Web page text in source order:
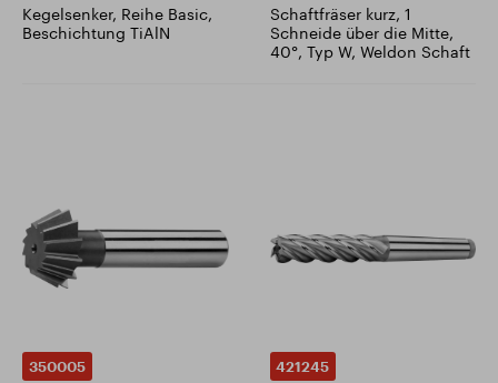
Kegelsenker, Reihe Basic,
Beschichtung TiAlN
Schaftfräser kurz, 1
Schneide über die Mitte,
40°, Typ W, Weldon Schaft
350005 421245